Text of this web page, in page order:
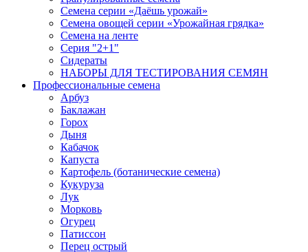
Семена серии «Даёшь урожай»
Семена овощей серии «Урожайная грядка»
Семена на ленте
Серия "2+1"
Сидераты
НАБОРЫ ДЛЯ ТЕСТИРОВАНИЯ СЕМЯН
Профессиональные семена
Арбуз
Баклажан
Горох
Дыня
Кабачок
Капуста
Картофель (ботанические семена)
Кукуруза
Лук
Морковь
Огурец
Патиссон
Перец острый